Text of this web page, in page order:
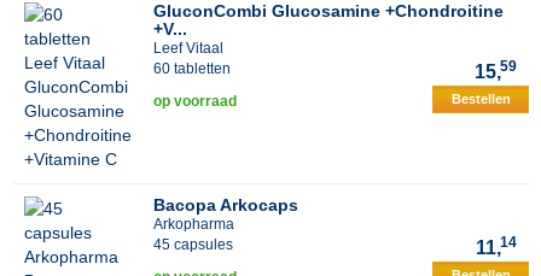
GluconCombi Glucosamine +Chondroitine
+V...
Leef Vitaal
60 tabletten
15,59
op voorraad Bestellen
Bacopa Arkocaps
Arkopharma
45 capsules
11,14